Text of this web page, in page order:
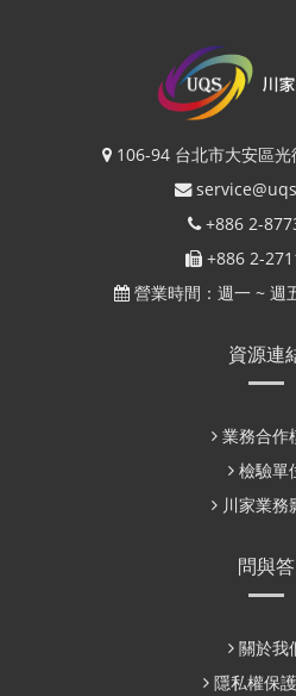
106-94 台北市大安區光
+886 2-
+886 2-
營業時間：週一 ~ 週
資源連
業務合作
檢驗單
川家業務
問與答
關於我
隱私權保